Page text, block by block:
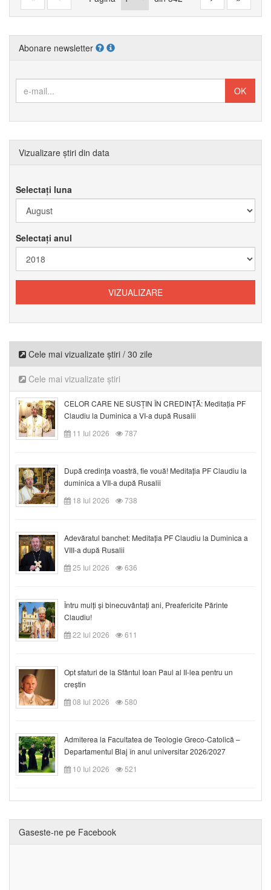
Abonare newsletter
Vizualizare știri din data
Selectați luna
Selectați anul
Cele mai vizualizate știri / 30 zile
Cele mai vizualizate știri
CELOR CARE NE SUSȚIN ÎN CREDINȚĂ: Meditația PF
Claudiu la Duminica a VI-a după Rusalii
11 Iul 2026
787
După credinţa voastră, fie vouă! Meditația PF Claudiu la
duminica a VII-a după Rusalii
18 Iul 2026
738
Adevăratul banchet: Meditația PF Claudiu la Duminica a
VIII-a după Rusalii
25 Iul 2026
636
Întru mulți și binecuvântați ani, Preafericite Părinte
Claudiu!
22 Iul 2026
611
Opt sfaturi de la Sfântul Ioan Paul al II-lea pentru un
creștin
08 Iul 2026
580
Admiterea la Facultatea de Teologie Greco-Catolică –
Departamentul Blaj în anul universitar 2026/2027
10 Iul 2026
521
Gaseste-ne pe Facebook